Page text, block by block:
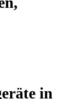
in